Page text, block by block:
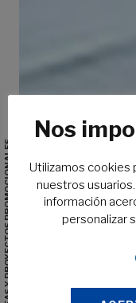
IDEAS Y PROYECTOS PROMOCIONALES
Nos
Utilizamos cookies
nuestros
información
personalizar